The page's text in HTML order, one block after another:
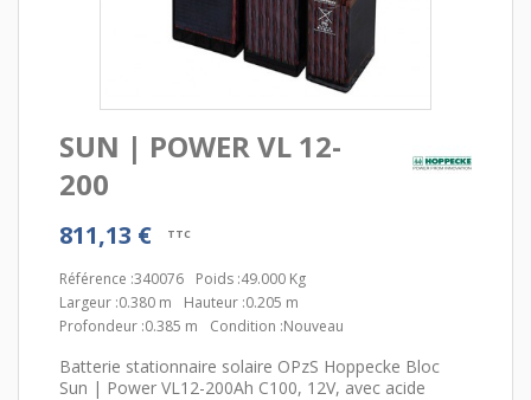
SUN | POWER VL 12-
200
811,13 € TTC
Référence :340076 Poids :49.000 Kg
Largeur :0.380 m Hauteur :0.205 m
Profondeur :0.385 m Condition :Nouveau
Batterie stationnaire solaire OPzS Hoppecke Bloc
Sun | Power VL12-200Ah C100, 12V, avec acide